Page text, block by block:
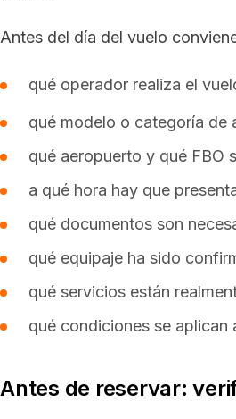
Antes del día del vuelo
qué operador realiza el
qué modelo o categoría de
qué aeropuerto y qué FBO
a qué hora hay que
qué documentos son
qué equipaje ha sido
qué servicios están
qué condiciones se aplican
Antes de reservar: